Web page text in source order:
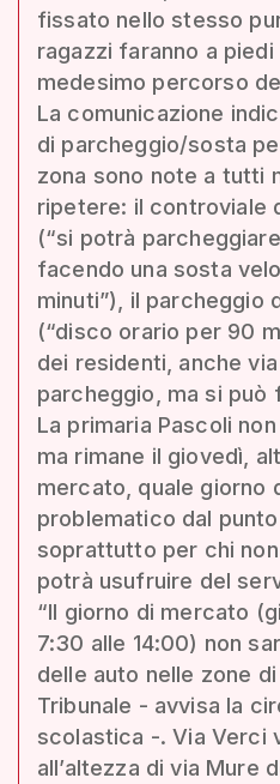
fissato nello stesso
ragazzi faranno a piedi
medesimo percorso
La comunicazione
di parcheggio/sosta
zona sono note a tutti
ripetere: il controviale
(“si potrà
facendo una sosta
minuti”), il parcheggio
(“disco orario per 90
dei residenti, anche
parcheggio, ma si può
La primaria Pascoli
ma rimane il giovedì,
mercato, quale giorno
problematico dal
soprattutto per chi
potrà usufruire del
“Il giorno di mercato
7:30 alle 14:00) non
delle auto nelle zone
Tribunale - avvisa la
scolastica -. Via Verci
all’altezza di via Mure